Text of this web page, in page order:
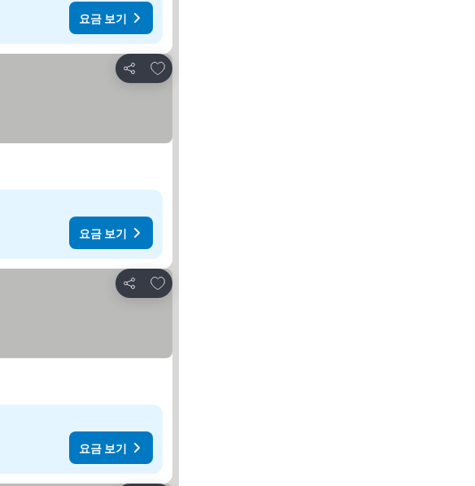
요금 보기
공유
즐겨찾기에 추가
요금 보기
공유
즐겨찾기에 추가
요금 보기